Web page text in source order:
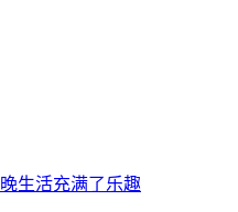
生活充满了乐趣